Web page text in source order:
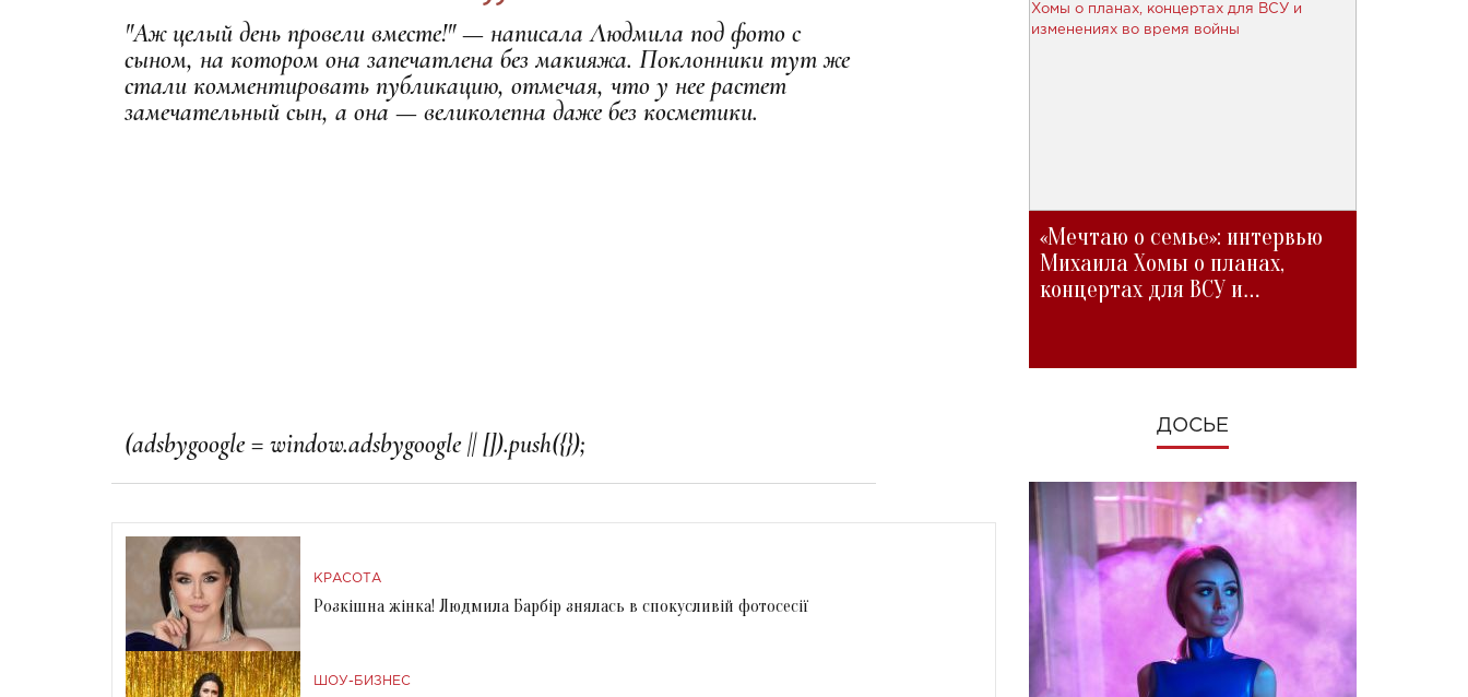
"Аж целый день провели вместе!" — написала Людмила под фото с
сыном, на котором она запечатлена без макияжа. Поклонники тут же
стали комментировать публикацию, отмечая, что у нее растет
замечательный сын, а она — великолепна даже без косметики.
КРАСОТА
Розкішна жінка! Людмила Барбір знялась в спокусливій фотосесії
ШОУ-БИЗНЕС
«Мечтаю о семье»: интервью
Михаила Хомы о планах,
концертах для ВСУ и
ДОСЬЕ